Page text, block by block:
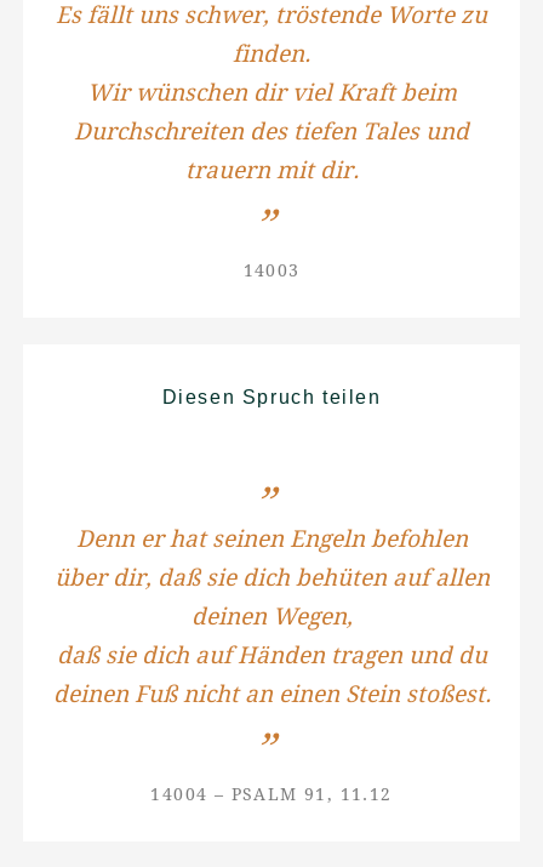
Es fällt uns schwer, tröstende Worte zu
finden.
Wir wünschen dir viel Kraft beim
Durchschreiten des tiefen Tales und
trauern mit dir.
14003
Diesen Spruch teilen
Denn er hat seinen Engeln befohlen
über dir, daß sie dich behüten auf allen
deinen Wegen,
daß sie dich auf Händen tragen und du
deinen Fuß nicht an einen Stein stoßest.
14004 – PSALM 91, 11.12